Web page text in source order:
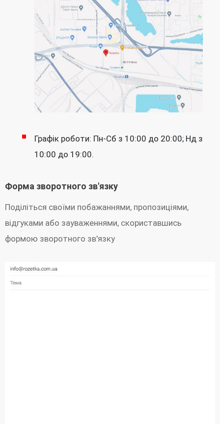
Графік роботи: Пн-Сб з 10:00 до 20:00; Нд з
10:00 до 19:00.
Форма зворотного зв'язку
Поділіться своїми побажаннями, пропозиціями,
відгуками або зауваженнями, скориставшись
формою зворотного зв'язку